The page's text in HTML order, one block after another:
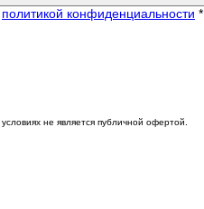
политикой конфиденциальности *
не является публичной офертой.